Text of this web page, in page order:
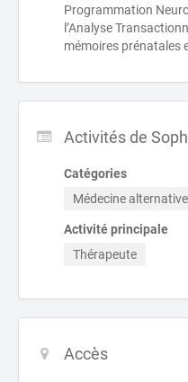
Programmation
l’Analyse
mémoires prénatales
Activités de
Catégories
Médecine alternative
Activité principale
Thérapeute
Accès